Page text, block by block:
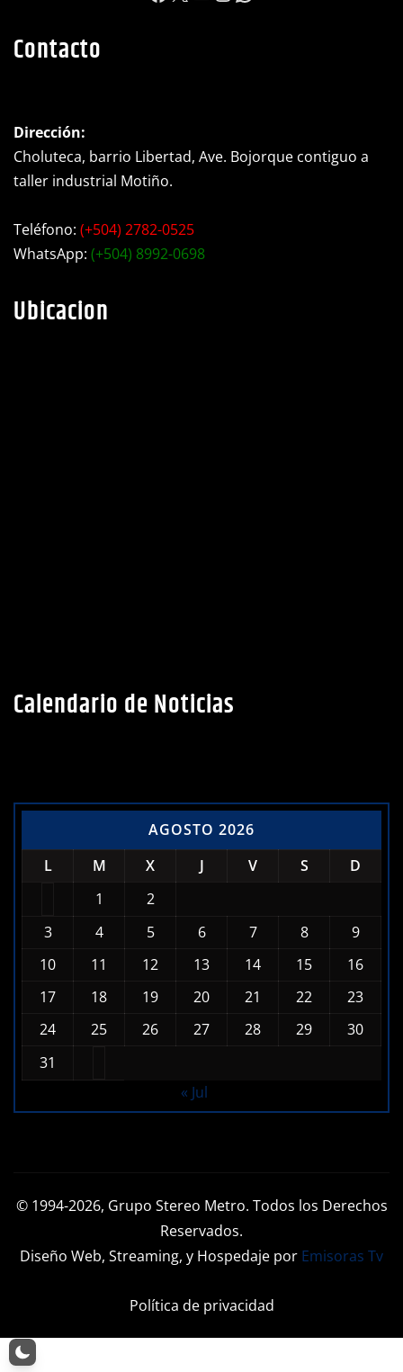
Contacto
Dirección:
Choluteca, barrio Libertad, Ave. Bojorque contiguo a
taller industrial Motiño.
Teléfono: (+504) 2782-0525
WhatsApp: (+504) 8992-0698
Ubicacion
Calendario de Noticias
AGOSTO 2026
L
M X J V S
D
1
2
3
4 5 6 7 8
9
10
11 12 13 14 15
16
17
18 19 20 21 22
23
24
25 26 27 28 29
30
31
« Jul
© 1994-2026, Grupo Stereo Metro. Todos los Derechos
Reservados.
Diseño Web, Streaming, y Hospedaje por Emisoras Tv
Política de privacidad